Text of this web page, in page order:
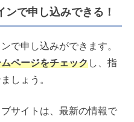
ンで申し込みできる！
で申し込みができます。
ページをチェックし、指
しょう。
サイトは、最新の情報で